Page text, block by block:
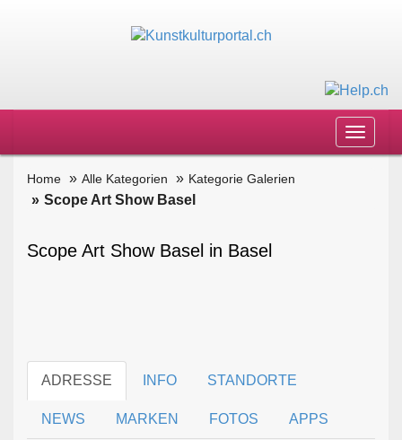
Toggle
Home Alle Kategorien Kategorie Galerien
Scope Art Show Basel
Scope Art Show Basel in Basel
ADRESSE INFO STANDORTE
NEWS MARKEN FOTOS APPS